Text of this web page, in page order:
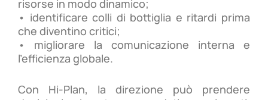
risorse in modo dinamico;
• identificare colli di bottiglia e ritardi prima
che diventino critici;
• migliorare la comunicazione interna e
l’efficienza globale.
Con Hi-Plan, la direzione può prendere